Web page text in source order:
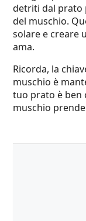
detriti dal prato
del muschio.
solare e creare
ama.
Ricorda, la
muschio è
tuo prato è ben
muschio